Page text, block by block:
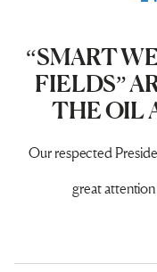
“SMART
FIELDS”
THE OIL
Our respected
great